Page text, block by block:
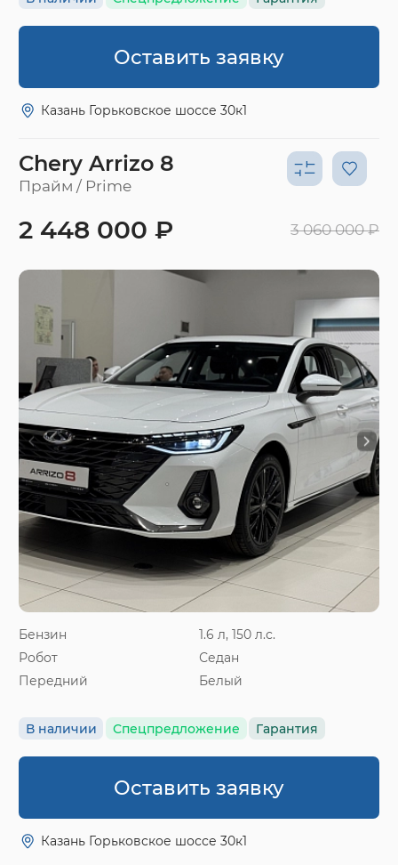
Оставить заявку
Казань Горьковское шоссе 30к1
Chery Arrizo 8
Прайм / Prime
Бензин
1.6 л, 150 л.с.
Робот
Седан
Передний
Белый
В наличии Спецпредложение Гарантия
2 448 000 ₽ 3 060 000 ₽
Оставить заявку
Казань Горьковское шоссе 30к1